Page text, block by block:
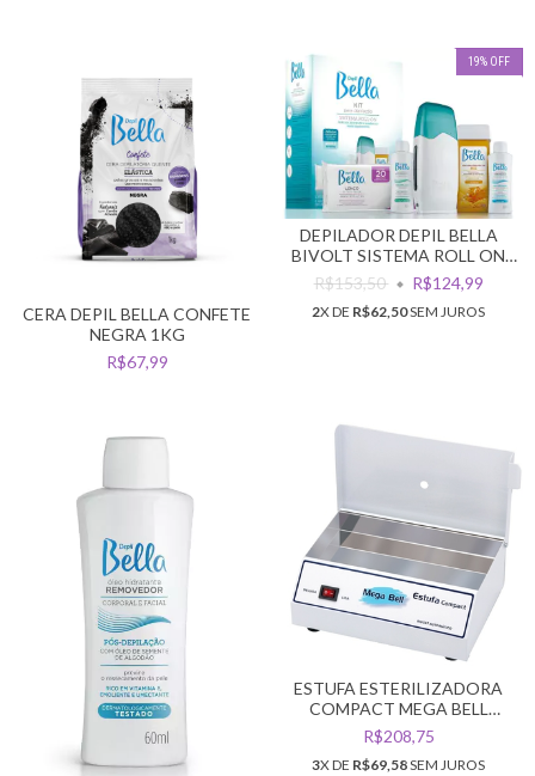
CERA DEPIL BELLA CONFETE
NEGRA 1KG
R$67,99
19% OFF
DEPILADOR DEPIL BELLA
BIVOLT SISTEMA ROLL ON
KIT
R$153,50 R$124,99
2X DE R$62,50SEM JUROS
ESTUFA ESTERILIZADORA
COMPACT MEGA BELL
ESTERELIX BIVOLT
R$208,75
3X DE R$69,58SEM JUROS